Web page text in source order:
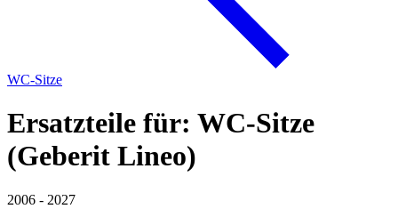
WC-Sitze
Ersatzteile für: WC-Sitze
(Geberit Lineo)
2006 - 2027